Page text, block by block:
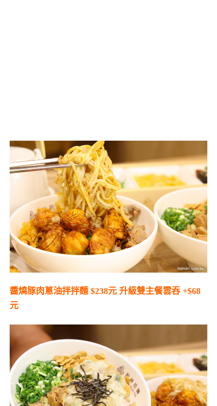
醬燒豚肉蔥油拌拌麵$238元 升級雙主餐雲吞+$68
元